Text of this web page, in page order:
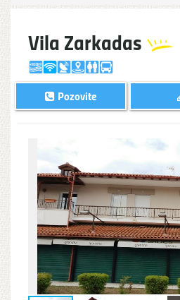
Vila Zarkadas
Pozovite